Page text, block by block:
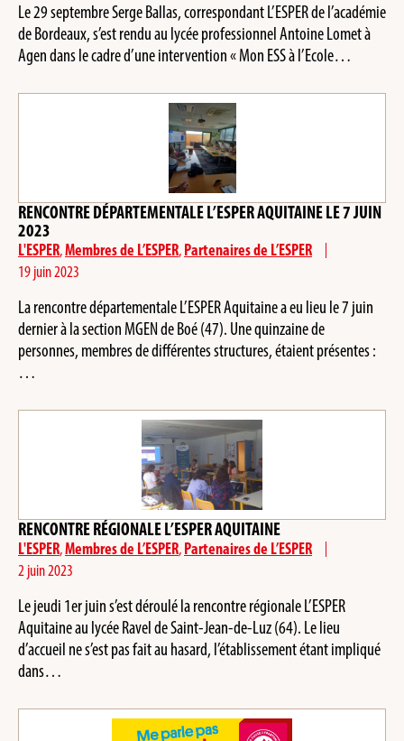
Le 29 septembre Serge Ballas, correspondant L’ESPER de l’académie
de Bordeaux, s’est rendu au lycée professionnel Antoine Lomet à
Agen dans le cadre d’une intervention « Mon ESS à l’Ecole…
RENCONTRE DÉPARTEMENTALE L’ESPER AQUITAINE LE 7 JUIN
2023
L'ESPER,Membres de L’ESPER,Partenaires de L’ESPER
19 juin 2023
La rencontre départementale L’ESPER Aquitaine a eu lieu le 7 juin
dernier à la section MGEN de Boé (47). Une quinzaine de
personnes, membres de différentes structures, étaient présentes :
…
RENCONTRE RÉGIONALE L’ESPER AQUITAINE
L'ESPER,Membres de L’ESPER,Partenaires de L’ESPER
2 juin 2023
Le jeudi 1er juin s’est déroulé la rencontre régionale L’ESPER
Aquitaine au lycée Ravel de Saint-Jean-de-Luz (64). Le lieu
d’accueil ne s’est pas fait au hasard, l’établissement étant impliqué
dans…